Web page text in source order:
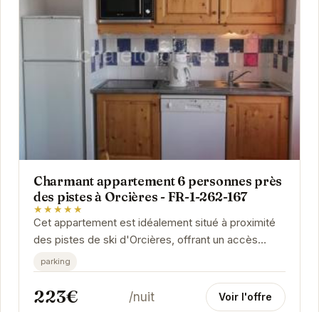
Charmant appartement 6 personnes près
des pistes à Orcières - FR-1-262-167
★★★★★
Cet appartement est idéalement situé à proximité
des pistes de ski d'Orcières, offrant un accès
facile aux plaisirs de la glisse. Pouvant...
parking
223€ /nuit Voir l'offre